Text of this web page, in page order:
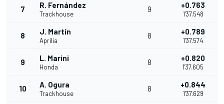
7 R. Fernández
Trackhouse
9 +0.763
1'37.548
8 J. Martín
Aprilia
8 +0.789
1'37.574
9 L. Marini
Honda
8 +0.820
1'37.605
10 A. Ogura
Trackhouse
8 +0.844
1'37.629